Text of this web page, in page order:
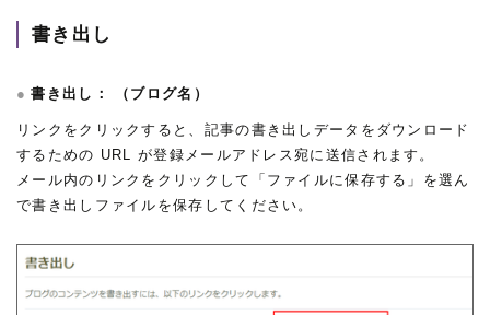
書き出し
書き出し： （ブログ名）
リンクをクリックすると、記事の書き出しデータをダウンロード
するための URL が登録メールアドレス宛に送信されます。
メール内のリンクをクリックして「ファイルに保存する」を選ん
で書き出しファイルを保存してください。